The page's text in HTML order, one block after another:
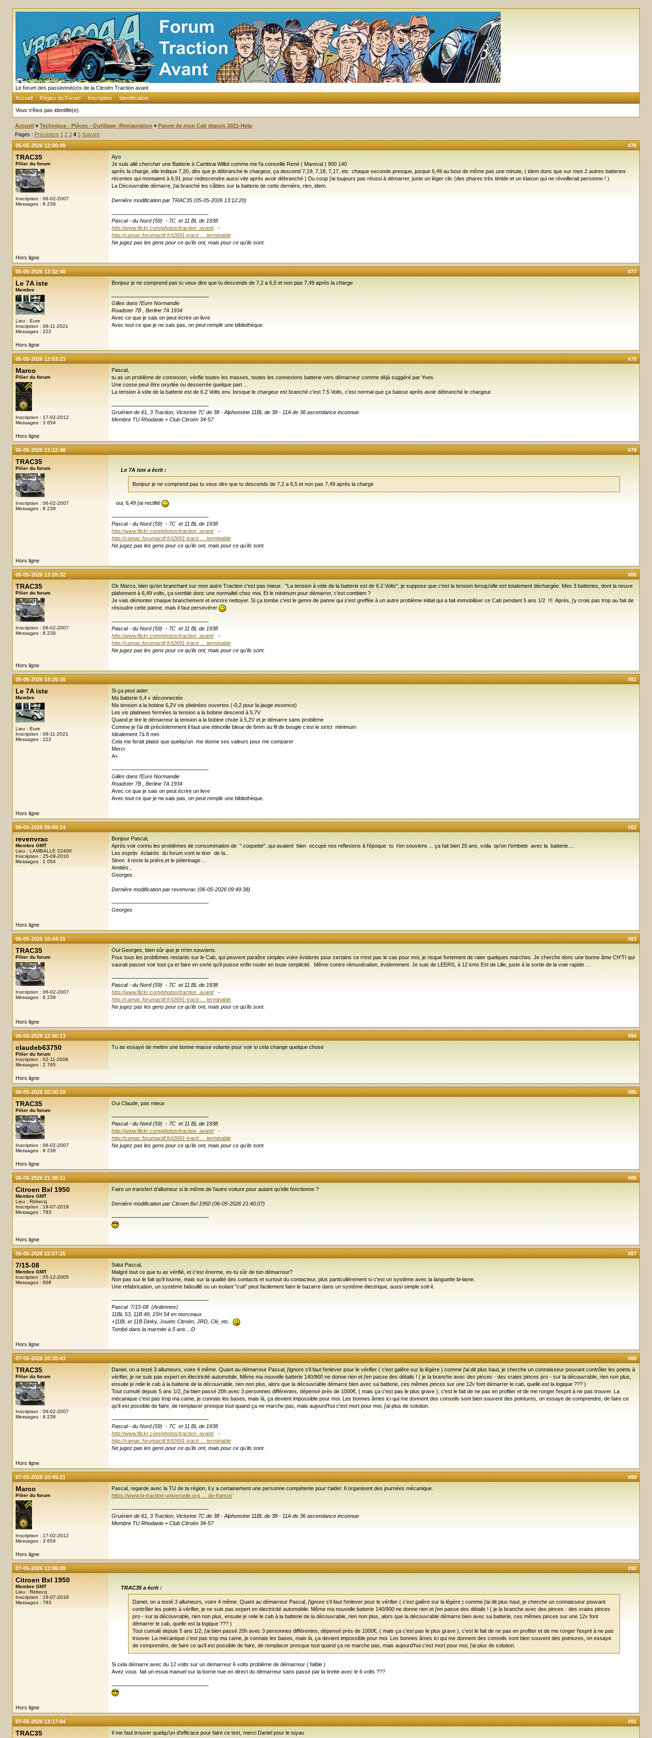
Le forum des passionné(e)s de la Citroën Traction avant
Accueil
Règles du Forum Inscription Identification
Vous n'êtes pas identifié(e).
Accueil » Technique - Pièces - Outillage -Restauration » Panne de mon Cab depuis 2021-Help
Pages : Précédent 1 2 3 4 5 Suivant
#76
05-05-2026 12:00:49
TRAC35
Pilier du forum
Inscription : 06-02-2007
Messages : 8 239
Ayo
Je suis allé chercher une Batterie à Cambrai Willot comme me l'a conseillé René ( Mareval ) 900 140
après la charge, elle indique 7,20, dès que je débranche le chargeur, ça descend 7,19, 7,18, 7,17, etc chaque seconde presque, jusque 6,49 au bout de même pas une minute, ( idem donc que sur mes 2 autres batteries
récentes qui montaient à 6,91 pour redescendre aussi vite après avoir débranché ) Du coup j'ai toujours pas réussi à démarrer, juste un léger clic (des phares très timide et un klaxon qui ne réveillerait personne ! ).
La Découvrable démarre, j'ai branché les câbles sur la batterie de cette dernière, rien, idem.
Dernière modification par TRAC35 (05-05-2026 13:12:20)
Pascal - du Nord (59) - 7C et 11 BL de 1938
http://www.flickr.com/photos/traction_avant/-
http://camac.forumactif.fr/t2691-tracti … terminable
Ne jugez pas les gens pour ce qu'ils ont, mais pour ce qu'ils sont.
Hors ligne
#77
05-05-2026 12:32:40
Le 7A iste
Membre
Lieu : Eure
Inscription : 08-11-2021
Messages : 222
Bonjour je ne comprend pas tu veux dire que tu descends de 7,2 a 6,5 et non pas 7,49 après la charge
Gilles dans l'Eure Normandie
Roadster 7B , Berline 7A 1934
Avec ce que je sais on peut écrire un livre
Avec tout ce que je ne sais pas, on peut remplir une bibliothèque.
Hors ligne
#78
05-05-2026 12:53:23
Marco
Pilier du forum
Inscription : 17-02-2012
Messages : 3 654
Pascal,
tu as un problème de connexion, vérifie toutes les masses, toutes les connexions batterie vers démarreur comme déjà suggéré par Yves.
Une cosse peut être oxydée ou desserrée quelque part ...
La tension à vide de la batterie est de 6.2 Volts env. lorsque le chargeur est branché c'est 7.5 Volts, c'est normal que ça baisse après avoir débranché le chargeur.
Gruérien de 61, 3 Traction, Victorine 7C de 38 - Alphonsine 11BL de 38 - 11A de 36 ascendance inconnue
Membre TU Rhodanie + Club Citroën 34-57
Hors ligne
#79
05-05-2026 13:12:48
TRAC35
Pilier du forum
Inscription : 06-02-2007
Messages : 8 239
Le 7A iste a écrit :
Bonjour je ne comprend pas tu veux dire que tu descends de 7,2 a 6,5 et non pas 7,49 après la charge
oui, 6,49 j'ai rectifié
Pascal - du Nord (59) - 7C et 11 BL de 1938
http://www.flickr.com/photos/traction_avant/-
http://camac.forumactif.fr/t2691-tracti … terminable
Ne jugez pas les gens pour ce qu'ils ont, mais pour ce qu'ils sont.
Hors ligne
#80
05-05-2026 13:20:32
TRAC35
Pilier du forum
Inscription : 06-02-2007
Messages : 8 239
Ok Marco, bien qu'en branchant sur mon autre Traction c'est pas mieux. "La tension à vide de la batterie est de 6.2 Volts", je suppose que c'est la tension lorsqu'elle est totalement déchargée. Mes 3 batteries, dont la neuve
plafonnent à 6,49 volts, ça semble donc une normalité chez moi. Et le minimum pour démarrer, c'est combien ?
Je vais démonter chaque branchement et encore nettoyer. Si ça tombe c'est le genre de panne qui s'est greffée à un autre problème initial qui a fait immobiliser ce Cab pendant 5 ans 1/2 !!! Après, j'y crois pas trop au fait de
résoudre cette panne, mais il faut persevérer
Pascal - du Nord (59) - 7C et 11 BL de 1938
http://www.flickr.com/photos/traction_avant/-
http://camac.forumactif.fr/t2691-tracti … terminable
Ne jugez pas les gens pour ce qu'ils ont, mais pour ce qu'ils sont.
Hors ligne
#81
05-05-2026 14:25:16
Le 7A iste
Membre
Lieu : Eure
Inscription : 08-11-2021
Messages : 222
Si ça peut aider
Ma batterie 6,4 v déconnectée
Ma tension a la bobine 6,2V vis platinées ouvertes (-0,2 pour la jauge essence)
Les vis platinees fermées la tension a la bobine descend à 5,7V
Quand je tire le démarreur la tension a la bobine chute à 5,2V et je démarre sans problème
Comme je l’ai dit précédemment il faut une étincelle bleue de 6mm au fil de bougie c’est le strict minimum
Idéalement 7à 8 mm
Cela me ferait plaisir que quelqu'un me donne ses valeurs pour me comparer
Merci
A+
Gilles dans l'Eure Normandie
Roadster 7B , Berline 7A 1934
Avec ce que je sais on peut écrire un livre
Avec tout ce que je ne sais pas, on peut remplir une bibliothèque.
Hors ligne
#82
06-05-2026 09:49:14
revenvrac
Membre GMT
Lieu : LAMBALLE 22400
Inscription : 25-09-2010
Messages : 2 054
Bonjour Pascal,
Après voir connu les problèmes de consommation de " coquette"..qui avaient bien occupé nos reflexions à l'époque tu t'en souviens ... ça fait bien 20 ans, voila qu'on t'embete avec la batterie....
Les esprits éclairés du forum vont te tirer de la..
Sinon il reste la priére,et le pélerinage ..
Amitiés ,
Georges
Dernière modification par revenvrac (06-05-2026 09:49:38)
Georges
Hors ligne
#83
06-05-2026 10:44:15
TRAC35
Pilier du forum
Inscription : 06-02-2007
Messages : 8 239
Oui Georges, bien sûr que je m'en souviens.
Pour tous les problèmes restants sur le Cab, qui peuvent paraître simples voire évidents pour certains ce n'est pas le cas pour moi, je risque fortement de rater quelques marches. Je cherche donc une bonne âme CH'TI qui
saurait passer voir tout ça et faire en sorte qu'il puisse enfin rouler en toute simplicité. Même contre rémunération, évidemment. Je suis de LEERS, à 12 kms Est de Lille, juste à la sortie de la voie rapide ...
Pascal - du Nord (59) - 7C et 11 BL de 1938
http://www.flickr.com/photos/traction_avant/-
http://camac.forumactif.fr/t2691-tracti … terminable
Ne jugez pas les gens pour ce qu'ils ont, mais pour ce qu'ils sont.
Hors ligne
#84
06-05-2026 12:50:13
claudeb63750
Pilier du forum
Inscription : 02-11-2008
Messages : 2 765
Tu as essayé de mettre une bonne masse volante pour voir si cela change quelque chose
Hors ligne
#85
06-05-2026 20:30:10
TRAC35
Pilier du forum
Inscription : 06-02-2007
Messages : 8 239
Oui Claude, pas mieux
Pascal - du Nord (59) - 7C et 11 BL de 1938
http://www.flickr.com/photos/traction_avant/-
http://camac.forumactif.fr/t2691-tracti … terminable
Ne jugez pas les gens pour ce qu'ils ont, mais pour ce qu'ils sont.
Hors ligne
#86
06-05-2026 21:38:11
Citroen Bxl 1950
Membre GMT
Lieu : Rebecq
Inscription : 19-07-2018
Messages : 783
Faire un transfert d'allumeur si le même de l'autre voiture pour autant qu'elle fonctionne ?
Dernière modification par Citroen Bxl 1950 (06-05-2026 21:40:07)
Hors ligne
#87
06-05-2026 22:07:25
7/15-08
Membre GMT
Inscription : 05-12-2005
Messages : 668
Salut Pascal,
Malgré tout ce que tu as vérifié, et c'est énorme, es-tu sûr de ton démarreur?
Non pas sur le fait qu'il tourne, mais sur la qualité des contacts et surtout du contacteur, plus particulièrement si c'est un système avec la languette bi-lame.
Une refabrication, un système bidouillé ou un isolant "cuit" peut facilement faire le bazarre dans un système électrique, aussi simple soit-il.
Pascal 7/15-08 (Ardennes)
11BL 53, 11B 49, 15H 54 en morceaux
+11BL et 11B Dinky, Jouets Citroën, JRD, Clé, etc..
Tombé dans la marmite à 5 ans...:D
Hors ligne
#88
07-05-2026 10:30:43
TRAC35
Pilier du forum
Inscription : 06-02-2007
Messages : 8 239
Daniel, on a testé 3 allumeurs, voire 4 même. Quant au démarreur Pascal, j'ignore s'il faut l'enlever pour le vérifier ( c'est galère sur la légère ) comme j'ai dit plus haut, je cherche un connaisseur pouvant contrôler les points à
vérifier, je ne suis pas expert en électricité automobile. Même ma nouvelle batterie 140/900 ne donne rien et j'en passe des détails ! ( je la branche avec des pinces - des vraies pinces pro - sur la découvrable, rien non plus,
ensuite je relie le cab à la batterie de la découvrable, rien non plus, alors que la découvrable démarre bien avec sa batterie, ces mêmes pinces sur une 12v font démarrer le cab, quelle est la logique ??? )
Tout cumulé depuis 5 ans 1/2, j'ai bien passé 20h avec 3 personnes différentes, dépensé près de 1000€, ( mais ça c'est pas le plus grave ), c'est le fait de ne pas en profiter et de me ronger l'esprit à ne pas trouver. La
mécanique c'est pas trop ma came, je connais les bases, mais là, ça devient impossible pour moi. Les bonnes âmes ici qui me donnent des conseils sont bien souvent des pointures, on essaye de comprendre, de faire ce
qu'il est possible de faire, de remplacer presque tout quand ça ne marche pas, mais aujourd'hui c'est mort pour moi, j'ai plus de solution.
Pascal - du Nord (59) - 7C et 11 BL de 1938
http://www.flickr.com/photos/traction_avant/-
http://camac.forumactif.fr/t2691-tracti … terminable
Ne jugez pas les gens pour ce qu'ils ont, mais pour ce qu'ils sont.
Hors ligne
#89
07-05-2026 10:49:21
Marco
Pilier du forum
Inscription : 17-02-2012
Messages : 3 654
Pascal, regarde avec la TU de ta région, il y a certainement une personne compétente pour t'aider. Il organisent des journées mécanique.
https://www.la-traction-universelle.org … de-france/
Gruérien de 61, 3 Traction, Victorine 7C de 38 - Alphonsine 11BL de 38 - 11A de 36 ascendance inconnue
Membre TU Rhodanie + Club Citroën 34-57
Hors ligne
#90
07-05-2026 13:06:09
Citroen Bxl 1950
Membre GMT
Lieu : Rebecq
Inscription : 19-07-2018
Messages : 783
TRAC35 a écrit :
Daniel, on a testé 3 allumeurs, voire 4 même. Quant au démarreur Pascal, j'ignore s'il faut l'enlever pour le vérifier ( c'est galère sur la légère ) comme j'ai dit plus haut, je cherche un connaisseur pouvant
contrôler les points à vérifier, je ne suis pas expert en électricité automobile. Même ma nouvelle batterie 140/900 ne donne rien et j'en passe des détails ! ( je la branche avec des pinces - des vraies pinces
pro - sur la découvrable, rien non plus, ensuite je relie le cab à la batterie de la découvrable, rien non plus, alors que la découvrable démarre bien avec sa batterie, ces mêmes pinces sur une 12v font
démarrer le cab, quelle est la logique ??? )
Tout cumulé depuis 5 ans 1/2, j'ai bien passé 20h avec 3 personnes différentes, dépensé près de 1000€, ( mais ça c'est pas le plus grave ), c'est le fait de ne pas en profiter et de me ronger l'esprit à ne pas
trouver. La mécanique c'est pas trop ma came, je connais les bases, mais là, ça devient impossible pour moi. Les bonnes âmes ici qui me donnent des conseils sont bien souvent des pointures, on essaye
de comprendre, de faire ce qu'il est possible de faire, de remplacer presque tout quand ça ne marche pas, mais aujourd'hui c'est mort pour moi, j'ai plus de solution.
Si cela démarre avec du 12 volts sur un démarreur 6 volts problème de démarreur ( faible )
Avez vous fait un essai manuel sur la borne nue en direct du démarreur sans passé par la tirette avec le 6 volts ???
Hors ligne
#91
07-05-2026 13:17:04
TRAC35 Il me faut trouver quelqu'un d'efficace pour faire ce test, merci Daniel pour le tuyau